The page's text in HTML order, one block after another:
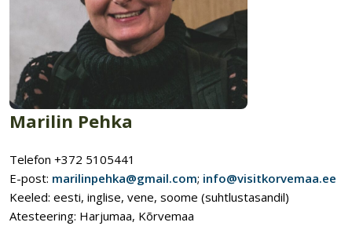
Marilin Pehka
Telefon +372 5105441
E-post: marilinpehka@gmail.com; info@visitkorvemaa.ee
Keeled: eesti, inglise, vene, soome (suhtlustasandil)
Atesteering: Harjumaa, Kõrvemaa